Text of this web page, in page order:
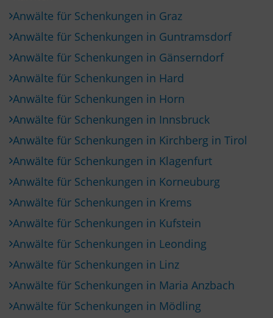
Anwälte für Schenkungen in Graz
Anwälte für Schenkungen in Guntramsdorf
Anwälte für Schenkungen in Gänserndorf
Anwälte für Schenkungen in Hard
Anwälte für Schenkungen in Horn
Anwälte für Schenkungen in Innsbruck
Anwälte für Schenkungen in Kirchberg in Tirol
Anwälte für Schenkungen in Klagenfurt
Anwälte für Schenkungen in Korneuburg
Anwälte für Schenkungen in Krems
Anwälte für Schenkungen in Kufstein
Anwälte für Schenkungen in Leonding
Anwälte für Schenkungen in Linz
Anwälte für Schenkungen in Maria Anzbach
Anwälte für Schenkungen in Mödling